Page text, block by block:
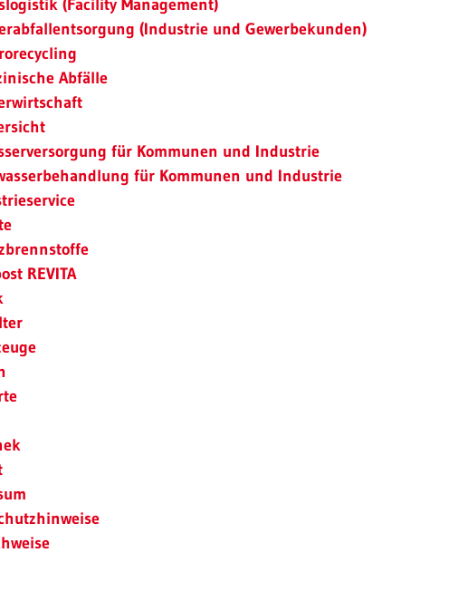
(Facility Management)
(Industrie und Gewerbekunden)
Abfälle
für Kommunen und Industrie
für Kommunen und Industrie
REVITA